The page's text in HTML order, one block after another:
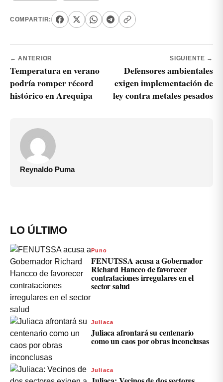
COMPARTIR:
← ANTERIOR
Temperatura en verano
podría romper récord
histórico en Arequipa
SIGUIENTE →
Defensores ambientales
exigen implementación de
ley contra metales pesados
Reynaldo Puma
LO ÚLTIMO
Puno
FENUTSSA acusa a Gobernador
Richard Hancco de favorecer
contrataciones irregulares en el
sector salud
Juliaca
Juliaca afrontará su centenario
como un caos por obras inconclusas
Juliaca